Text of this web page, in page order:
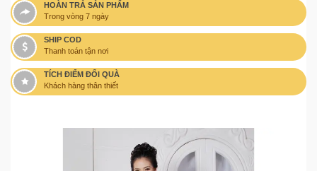
HOÀN TRẢ SẢN PHẨM
Trong vòng 7 ngày
SHIP COD
Thanh toán tận nơi
TÍCH ĐIỂM ĐỔI QUÀ
Khách hàng thân thiết